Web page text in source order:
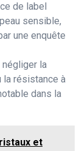
de label
sensible,
une enquête
négliger la
la résistance à
dans la
et